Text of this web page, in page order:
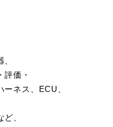
評価・
ーネス、ECU、
、